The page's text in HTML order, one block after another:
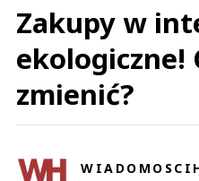
Zakupy w
ekologiczne!
zmienić?